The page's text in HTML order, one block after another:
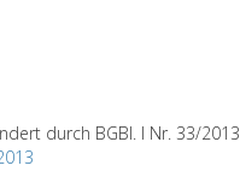
durch BGBl. I Nr. 33/2013